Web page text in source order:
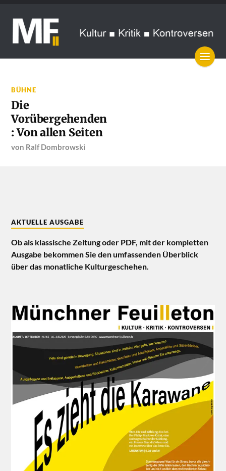
BÜHNE
Die
Vorübergehenden
: Von allen Seiten
von Ralf Dombrowski
AKTUELLE AUSGABE
Ob als klassische Zeitung oder PDF, mit der kompletten
Ausgabe bekommen Sie den umfassenden Überblick
über das monatliche Kulturgeschehen.